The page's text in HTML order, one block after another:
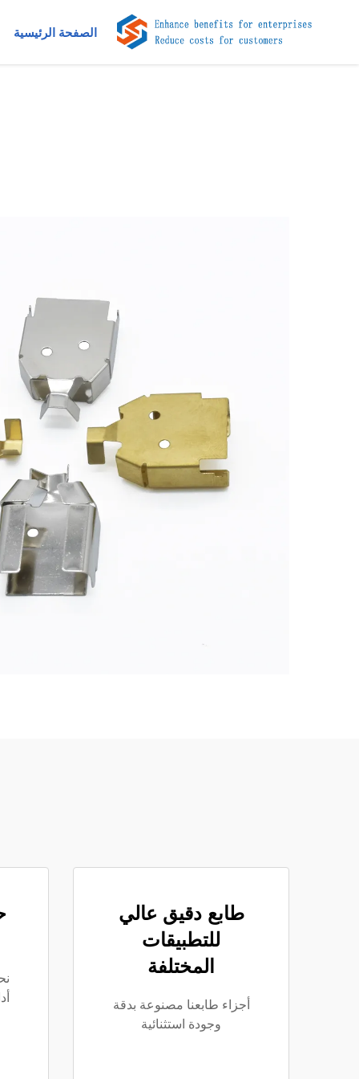
الصفحة الرئيسية
طابع دقيق عالي
للتطبيقات
المختلفة
أجزاء طابعنا مصنوعة بدقة
وجودة استثنائية